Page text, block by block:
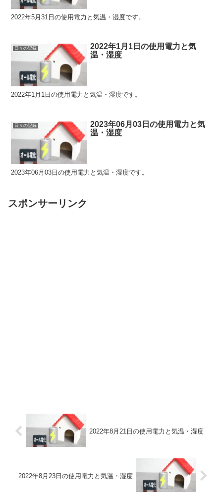
2022年5月31日の使用電力と気温・湿度です。
日々の記録
2022年1月1日の使用電力と気
温・湿度
2022年1月1日の使用電力と気温・湿度です。
日々の記録
2023年06月03日の使用電力と気
温・湿度
2023年06月03日の使用電力と気温・湿度です。
スポンサーリンク
2022年8月21日の使用電力と気温・湿度
2022年8月23日の使用電力と気温・湿度